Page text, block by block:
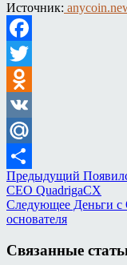
Источник:
Facebook
Twitter
Odnoklassniki
VK
Mail.Ru
Отправить
Предыдущий
CEO QuadrigaCX
Следующее Деньги с
основателя
Связанные